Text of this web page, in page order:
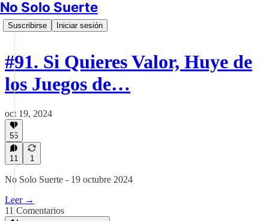
No Solo Suerte
Suscribirse Iniciar sesión
#91. Si Quieres Valor, Huye de
los Juegos de…
oct 19, 2024
55
11 1
No Solo Suerte - 19 octubre 2024
Leer →
11 Comentarios